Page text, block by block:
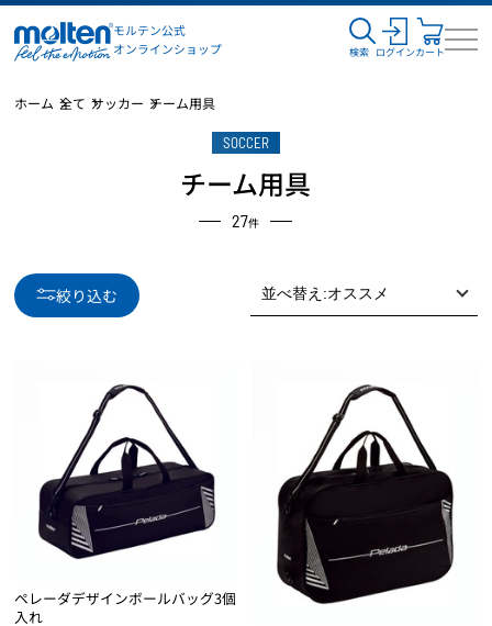
モルテン公式
オンラインショップ
検索 ログインカート
ホーム 全て サッカー チーム用具
SOCCER
チーム用具
27件
絞り込む
ペレーダデザインボールバッグ3個
入れ